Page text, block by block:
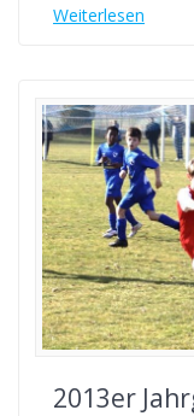
Wei­ter­le­sen
2013er